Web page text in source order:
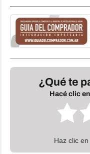
¿Qué te
Hacé clic
Haz clic